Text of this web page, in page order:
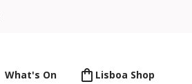
What's On Lisboa Shop